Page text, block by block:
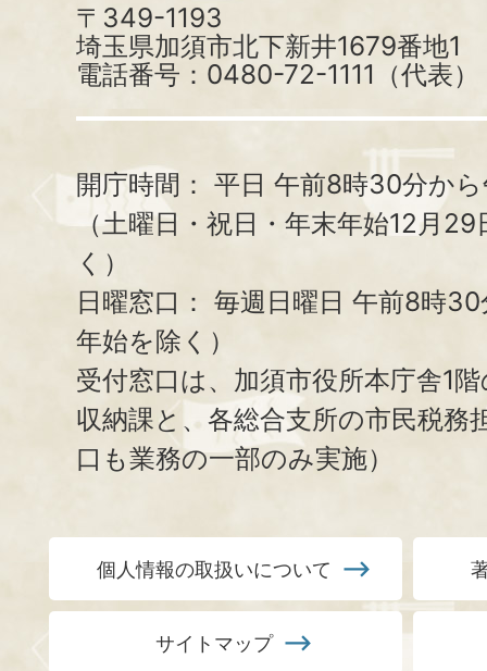
〒349-1193
埼玉県加須市北下新井1679番地1
電話番号：0480-72-1111（代表）
開庁時間： 平日 午前8時30分か
（土曜日・祝日・年末年始12月
く）
日曜窓口： 毎週日曜日 午前8時
年始を除く）
受付窓口は、加須市役所本庁舎1
収納課と、 各総合支所の市民税務
口も業務の一部のみ実施）
個人情報の取扱いについて
サイトマップ